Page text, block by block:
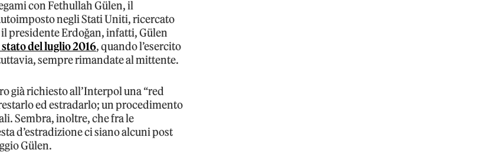
con Fethullah Gülen, il
negli Stati Uniti, ricercato
presidente Erdoğan, infatti, Gülen
del luglio 2016, quando l’esercito
sempre rimandate al mittente.
già richiesto all’Interpol una “red
ed estradarlo; un procedimento
Sembra, inoltre, che fra le
d’estradizione ci siano alcuni post
Gülen.